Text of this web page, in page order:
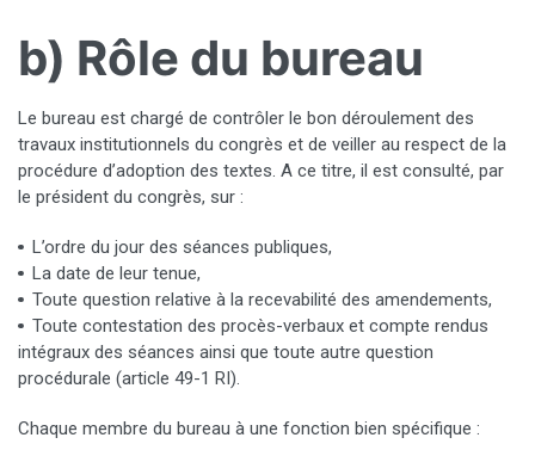
b) Rôle du bureau
Le bureau est chargé de contrôler le bon déroulement des
travaux institutionnels du congrès et de veiller au respect de la
procédure d’adoption des textes. A ce titre, il est consulté, par
le président du congrès, sur :
L’ordre du jour des séances publiques,
La date de leur tenue,
Toute question relative à la recevabilité des amendements,
Toute contestation des procès-verbaux et compte rendus
intégraux des séances ainsi que toute autre question
procédurale (article 49-1 RI).
Chaque membre du bureau à une fonction bien spécifique :